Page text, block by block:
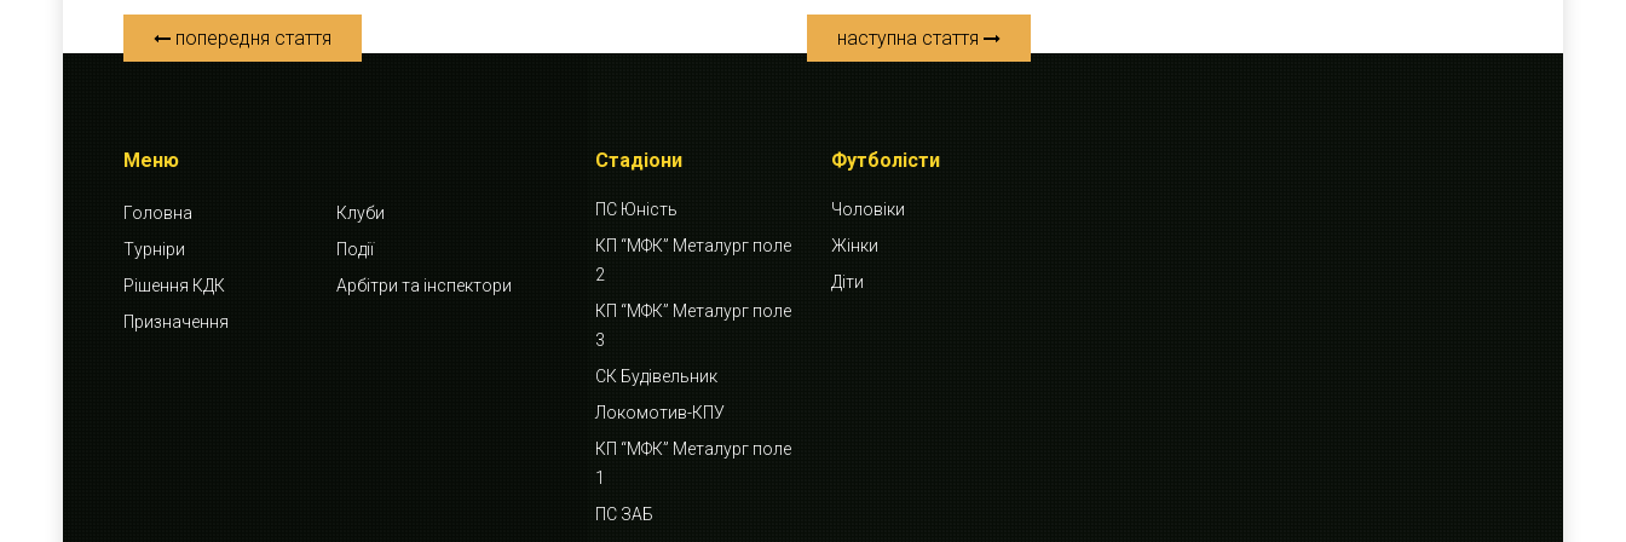
попередня стаття наступна стаття
Меню
Головна
Клуби
Турніри
Події
Рішення КДК
Арбітри та інспектори
Призначення
Стадіони
ПС Юність
КП “МФК” Металург поле
2
КП “МФК” Металург поле
3
СК Будівельник
Локомотив-КПУ
КП “МФК” Металург поле
1
ПС ЗАБ
Футболісти
Чоловіки
Жінки
Діти